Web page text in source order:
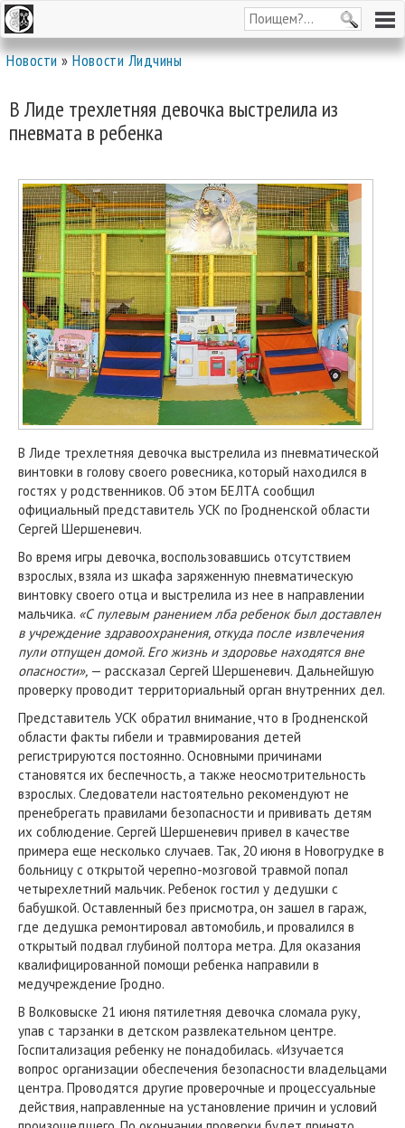
Новости»Новости Лидчины
В Лиде трехлетняя девочка выстрелила из
пневмата в ребенка
В Лиде трехлетняя девочка выстрелила из пневматической
винтовки в голову своего ровесника, который находился в
гостях у родственников. Об этом БЕЛТА сообщил
официальный представитель УСК по Гродненской области
Сергей Шершеневич.
Во время игры девочка, воспользовавшись отсутствием
взрослых, взяла из шкафа заряженную пневматическую
винтовку своего отца и выстрелила из нее в направлении
мальчика. «С пулевым ранением лба ребенок был доставлен
в учреждение здравоохранения, откуда после извлечения
пули отпущен домой. Его жизнь и здоровье находятся вне
опасности», — рассказал Сергей Шершеневич. Дальнейшую
проверку проводит территориальный орган внутренних дел.
Представитель УСК обратил внимание, что в Гродненской
области факты гибели и травмирования детей
регистрируются постоянно. Основными причинами
становятся их беспечность, а также неосмотрительность
взрослых. Следователи настоятельно рекомендуют не
пренебрегать правилами безопасности и прививать детям
их соблюдение. Сергей Шершеневич привел в качестве
примера еще несколько случаев. Так, 20 июня в Новогрудке в
больницу с открытой черепно-мозговой травмой попал
четырехлетний мальчик. Ребенок гостил у дедушки с
бабушкой. Оставленный без присмотра, он зашел в гараж,
где дедушка ремонтировал автомобиль, и провалился в
открытый подвал глубиной полтора метра. Для оказания
квалифицированной помощи ребенка направили в
медучреждение Гродно.
В Волковыске 21 июня пятилетняя девочка сломала руку,
упав с тарзанки в детском развлекательном центре.
Госпитализация ребенку не понадобилась. «Изучается
вопрос организации обеспечения безопасности владельцами
центра. Проводятся другие проверочные и процессуальные
действия, направленные на установление причин и условий